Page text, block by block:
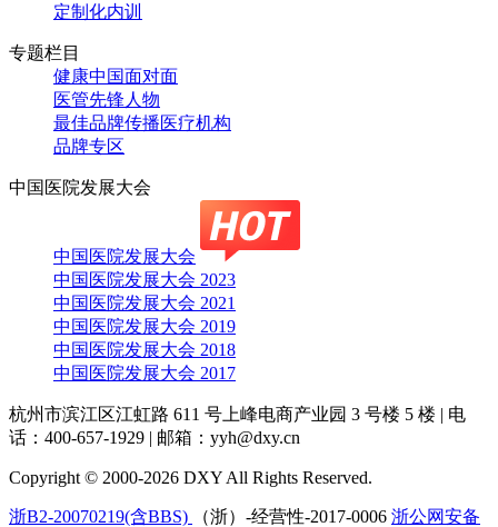
定制化内训
专题栏目
健康中国面对面
医管先锋人物
最佳品牌传播医疗机构
品牌专区
中国医院发展大会
中国医院发展大会
中国医院发展大会 2023
中国医院发展大会 2021
中国医院发展大会 2019
中国医院发展大会 2018
中国医院发展大会 2017
杭州市滨江区江虹路 611 号上峰电商产业园 3 号楼 5 楼 | 电
话：400-657-1929 | 邮箱：yyh@dxy.cn
Copyright © 2000-2026 DXY All Rights Reserved.
浙B2-20070219(含BBS) （浙）-经营性-2017-0006 浙公网安备